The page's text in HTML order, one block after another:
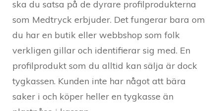
ska du satsa på de dyrare profilprodukterna
som Medtryck erbjuder. Det fungerar bara om
du har en butik eller webbshop som folk
verkligen gillar och identifierar sig med. En
profilprodukt som du alltid kan sälja är dock
tygkassen. Kunden inte har något att bära
saker i och köper heller en tygkasse än